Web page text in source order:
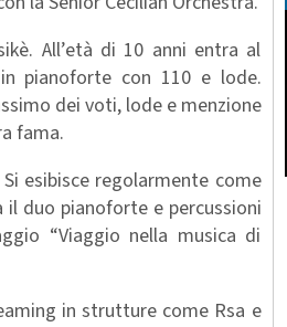
All’età di 10 anni entra al
pianoforte con 110 e lode.
dei voti, lode e menzione
fama.
esibisce regolarmente come
il duo pianoforte e percussioni
“Viaggio nella musica di
in strutture come Rsa e